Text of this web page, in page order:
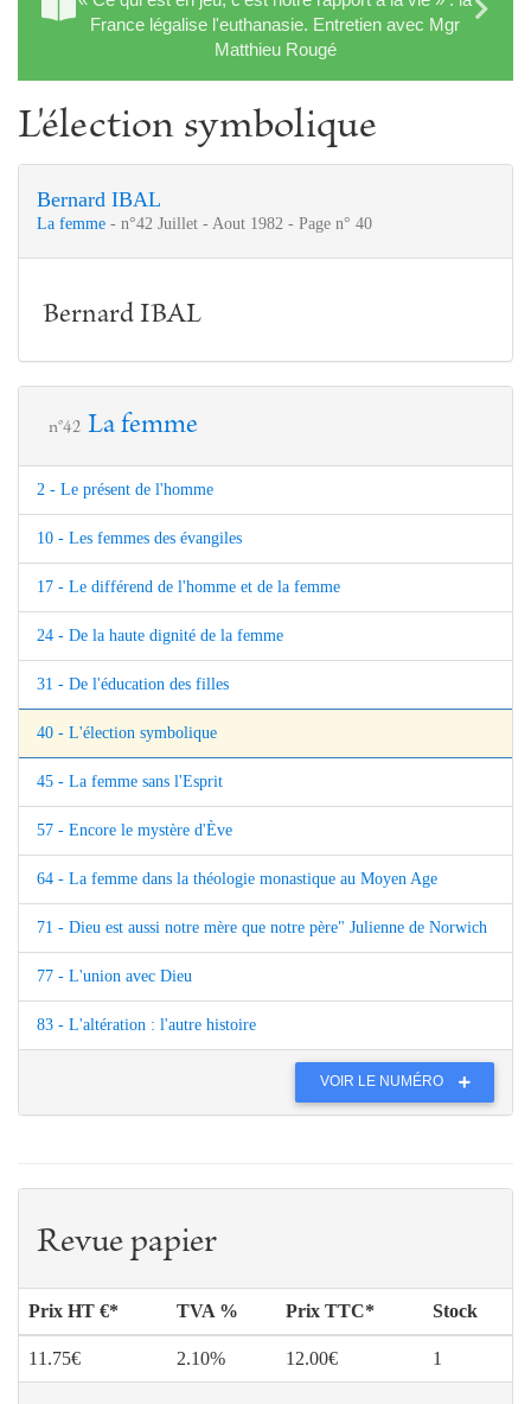
France légalise l'euthanasie. Entretien avec Mgr
Matthieu Rougé
L'élection symbolique
Bernard IBAL
La femme - n°42 Juillet - Aout 1982 - Page n° 40
Bernard IBAL
n°42 La femme
2 - Le présent de l'homme
10 - Les femmes des évangiles
17 - Le différend de l'homme et de la femme
24 - De la haute dignité de la femme
31 - De l'éducation des filles
40 - L'élection symbolique
45 - La femme sans l'Esprit
57 - Encore le mystère d'Ève
64 - La femme dans la théologie monastique au Moyen Age
71 - Dieu est aussi notre mère que notre père" Julienne de Norwich
77 - L'union avec Dieu
83 - L'altération : l'autre histoire
VOIR LE NUMÉRO
Revue papier
Prix HT €* TVA % Prix TTC* Stock
11.75€ 2.10% 12.00€ 1